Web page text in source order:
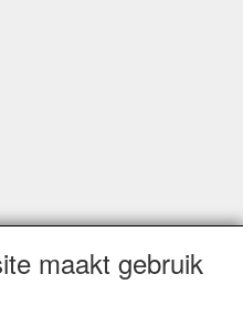
maakt gebruik